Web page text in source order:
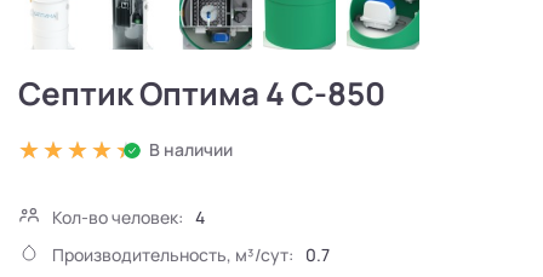
Септик Оптима 4 С-850
В наличии
Кол-во человек: 4
Производительность, м³/сут:
0.7